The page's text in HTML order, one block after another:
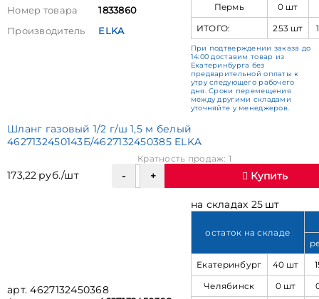
Номер товара
1833860
Производитель
ELKA
Пермь
0 шт
ИТОГО:
253 шт
При подтверждении заказа до
14:00 доставим товар из
Екатеринбурга без
предварительной оплаты к
утру следующего рабочего
дня. Сроки перемещения
между другими складами
уточняйте у менеджеров.
Шланг газовый 1/2 г/ш 1,5 м белый
4627132450143Б/4627132450385 ELKA
173,22 руб./шт
Кратность продаж: 1
Купить
арт. 4627132450368
на складах 25 шт
остаток на складе
Екатеринбург
40 шт
Челябинск
0 шт